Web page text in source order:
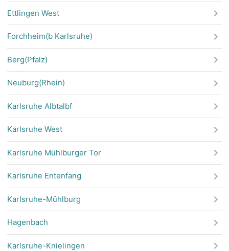
Ettlingen West
Forchheim(b Karlsruhe)
Berg(Pfalz)
Neuburg(Rhein)
Karlsruhe Albtalbf
Karlsruhe West
Karlsruhe Mühlburger Tor
Karlsruhe Entenfang
Karlsruhe-Mühlburg
Hagenbach
Karlsruhe-Knielingen